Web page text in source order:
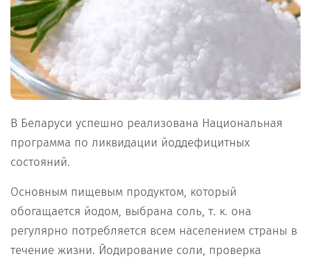
В Беларуси успешно реализована Национальная
программа по ликвидации йоддефицитных
состояний.
Основным пищевым продуктом, который
обогащается йодом, выбрана соль, т. к. она
регулярно потребляется всем населением страны в
течение жизни. Йодирование соли, проверка